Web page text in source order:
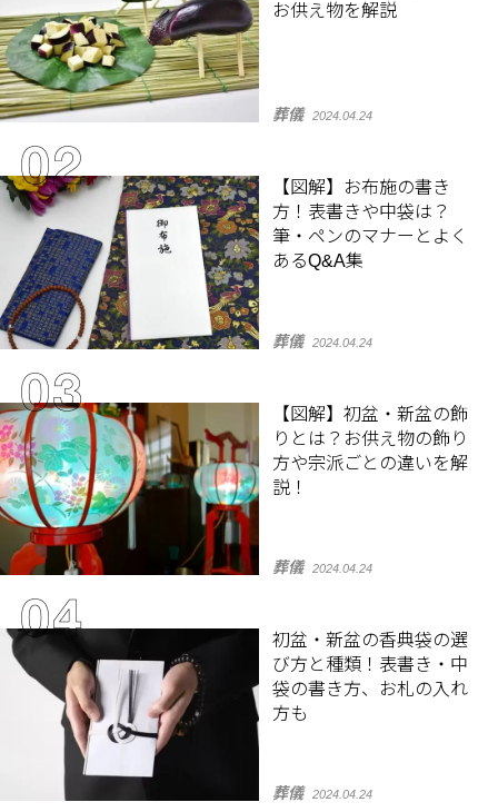
お供え物を解説
葬儀 2024.04.24
【図解】お布施の書き
方！表書きや中袋は？
筆・ペンのマナーとよく
あるQ&A集
葬儀 2024.04.24
【図解】初盆・新盆の飾
りとは？お供え物の飾り
方や宗派ごとの違いを解
説！
葬儀 2024.04.24
初盆・新盆の香典袋の選
び方と種類！表書き・中
袋の書き方、お札の入れ
方も
葬儀 2024.04.24